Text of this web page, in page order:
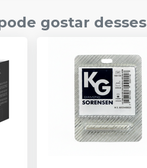
gostar desses